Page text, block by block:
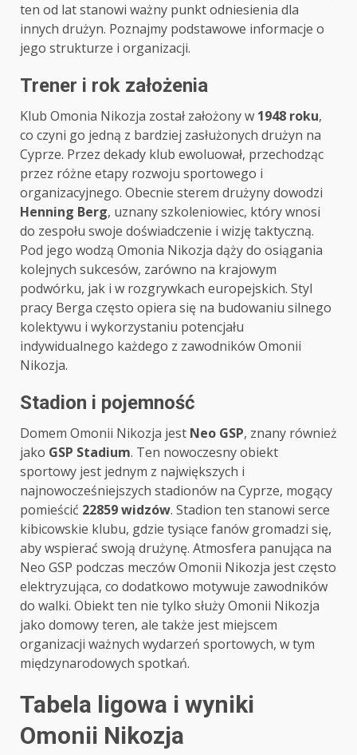
ten od lat stanowi ważny punkt odniesienia dla
innych drużyn. Poznajmy podstawowe informacje o
jego strukturze i organizacji.
Trener i rok założenia
Klub Omonia Nikozja został założony w 1948 roku,
co czyni go jedną z bardziej zasłużonych drużyn na
Cyprze. Przez dekady klub ewoluował, przechodząc
przez różne etapy rozwoju sportowego i
organizacyjnego. Obecnie sterem drużyny dowodzi
Henning Berg, uznany szkoleniowiec, który wnosi
do zespołu swoje doświadczenie i wizję taktyczną.
Pod jego wodzą Omonia Nikozja dąży do osiągania
kolejnych sukcesów, zarówno na krajowym
podwórku, jak i w rozgrywkach europejskich. Styl
pracy Berga często opiera się na budowaniu silnego
kolektywu i wykorzystaniu potencjału
indywidualnego każdego z zawodników Omonii
Nikozja.
Stadion i pojemność
Domem Omonii Nikozja jest Neo GSP, znany również
jako GSP Stadium. Ten nowoczesny obiekt
sportowy jest jednym z największych i
najnowocześniejszych stadionów na Cyprze, mogący
pomieścić 22859 widzów. Stadion ten stanowi serce
kibicowskie klubu, gdzie tysiące fanów gromadzi się,
aby wspierać swoją drużynę. Atmosfera panująca na
Neo GSP podczas meczów Omonii Nikozja jest często
elektryzująca, co dodatkowo motywuje zawodników
do walki. Obiekt ten nie tylko służy Omonii Nikozja
jako domowy teren, ale także jest miejscem
organizacji ważnych wydarzeń sportowych, w tym
międzynarodowych spotkań.
Tabela ligowa i wyniki
Omonii Nikozja